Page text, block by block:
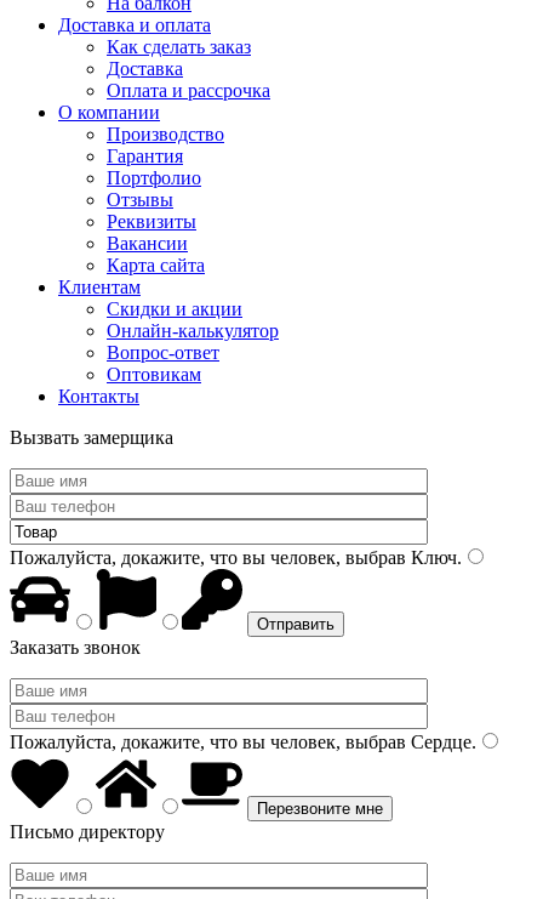
Доставка и оплата
Как сделать заказ
Доставка
Оплата и рассрочка
О компании
Производство
Гарантия
Портфолио
Отзывы
Реквизиты
Вакансии
Карта сайта
Клиентам
Скидки и акции
Онлайн-калькулятор
Вопрос-ответ
Оптовикам
Контакты
Вызвать замерщика
Пожалуйста, докажите, что вы человек, выбрав Ключ.
Заказать звонок
Пожалуйста, докажите, что вы человек, выбрав Сердце.
Письмо директору